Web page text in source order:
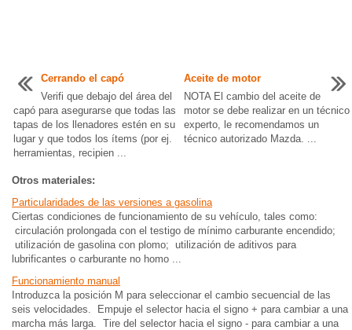
Cerrando el capó
Verifi que debajo del área del
capó para asegurarse que todas las
tapas de los llenadores estén en su
lugar y que todos los ítems (por ej.
herramientas, recipien ...
Aceite de motor
NOTA El cambio del aceite de
motor se debe realizar en un técnico
experto, le recomendamos un
técnico autorizado Mazda. ...
Otros materiales:
Particularidades de las versiones a gasolina
Ciertas condiciones de funcionamiento de su vehículo, tales como:
circulación prolongada con el testigo de mínimo carburante encendido;
utilización de gasolina con plomo; utilización de aditivos para
lubrificantes o carburante no homo ...
Funcionamiento manual
Introduzca la posición M para seleccionar el cambio secuencial de las
seis velocidades. Empuje el selector hacia el signo + para cambiar a una
marcha más larga. Tire del selector hacia el signo - para cambiar a una